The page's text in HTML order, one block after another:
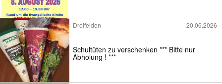
Dreifelden 20.06.2026
Schultüten zu verschenken *** Bitte nur
Abholung ! ***